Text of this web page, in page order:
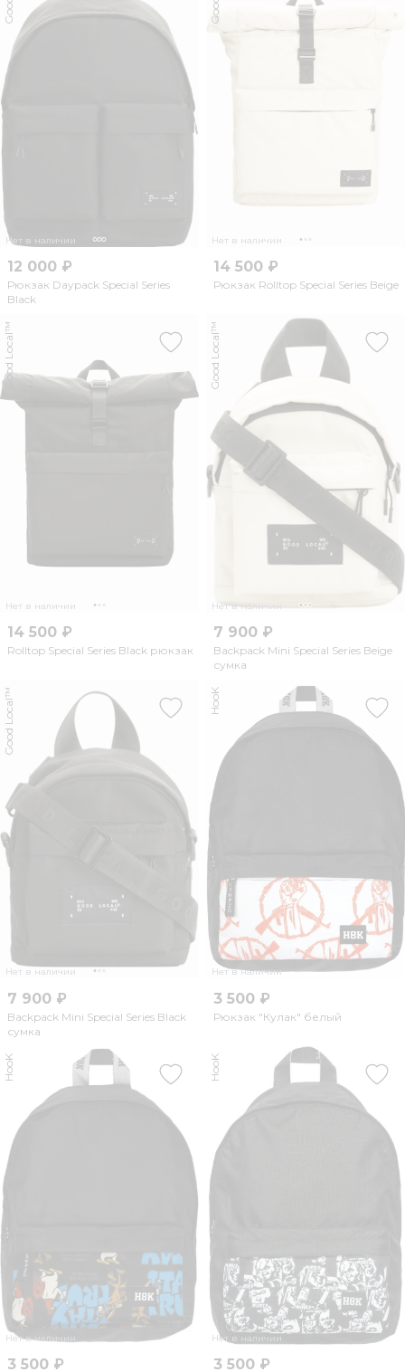
Нет в наличии
12 000 ₽
Рюкзак Daypack Special Series
Black
Нет в наличии
14 500 ₽
Рюкзак Rolltop Special Series Beige
Нет в наличии
Good Local™
14 500 ₽
Rolltop Special Series Black рюкзак
Нет в наличии
Good Local™
7 900 ₽
Backpack Mini Special Series Beige
сумка
Нет в наличии
Good Local™
7 900 ₽
Backpack Mini Special Series Black
сумка
Нет в наличии
HooK
3 500 ₽
Рюкзак "Кулак" белый
Нет в наличии
HooK
3 500 ₽
Нет в наличии
HooK
3 500 ₽